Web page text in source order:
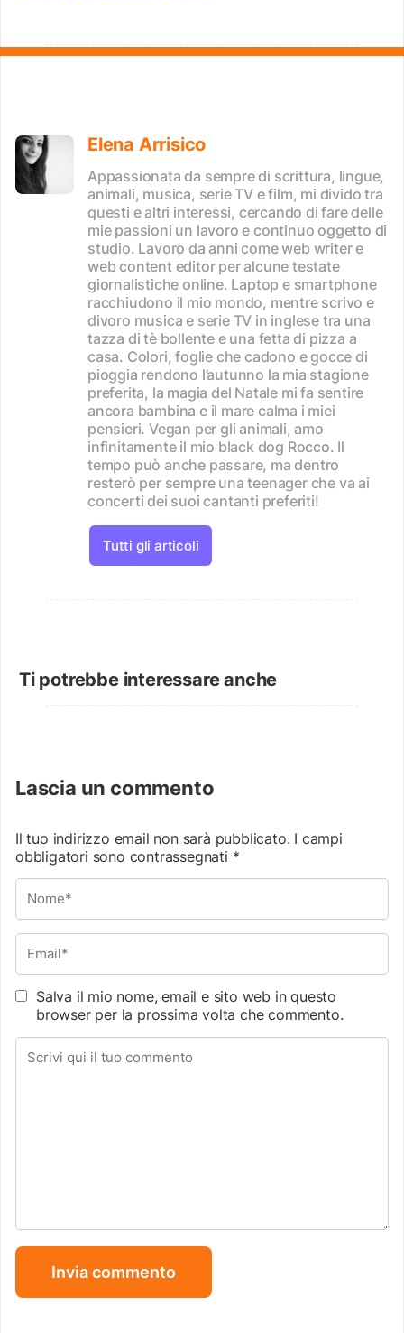
Elena Arrisico
Appassionata da sempre di scrittura, lingue,
animali, musica, serie TV e film, mi divido tra
questi e altri interessi, cercando di fare delle
mie passioni un lavoro e continuo oggetto di
studio. Lavoro da anni come web writer e
web content editor per alcune testate
giornalistiche online. Laptop e smartphone
racchiudono il mio mondo, mentre scrivo e
divoro musica e serie TV in inglese tra una
tazza di tè bollente e una fetta di pizza a
casa. Colori, foglie che cadono e gocce di
pioggia rendono l’autunno la mia stagione
preferita, la magia del Natale mi fa sentire
ancora bambina e il mare calma i miei
pensieri. Vegan per gli animali, amo
infinitamente il mio black dog Rocco. Il
tempo può anche passare, ma dentro
resterò per sempre una teenager che va ai
concerti dei suoi cantanti preferiti!
Tutti gli articoli
Ti potrebbe interessare anche
Lascia un commento
Il tuo indirizzo email non sarà pubblicato. I campi
obbligatori sono contrassegnati *
Salva il mio nome, email e sito web in questo
browser per la prossima volta che commento.